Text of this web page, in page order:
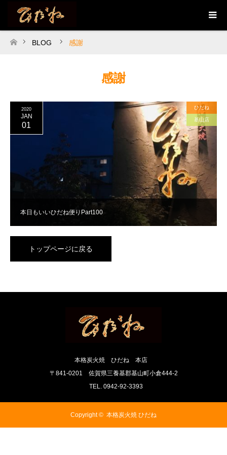
ホーム
BLOG 感謝
感謝
本日もいいひだね便りPart100
2020
JAN
01
ひだね
基山店
トップページに戻る
本格炭火焼 ひだね 本店
〒841-0201 佐賀県三養基郡基山町小倉444-2
TEL. 0942-92-3393
Copyright © 本格炭火焼 ひだね